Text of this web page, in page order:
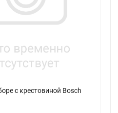
с крестовиной Bosch